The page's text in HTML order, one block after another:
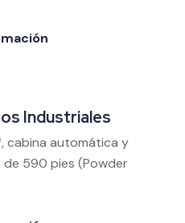
Industriales
cabina automática y
590 pies (Powder